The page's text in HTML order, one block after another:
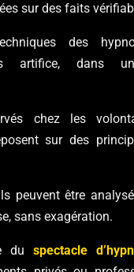
sur des faits
des
artifice, dans
chez les
sur des
peuvent être
sans exagération.
du spectacle